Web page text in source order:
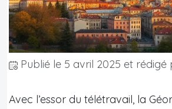
Publié le 5 avril 2025 et rédigé
Avec l’essor du télétravail, la